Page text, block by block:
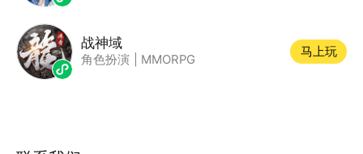
战神域
角色扮演 MMORPG
马上玩